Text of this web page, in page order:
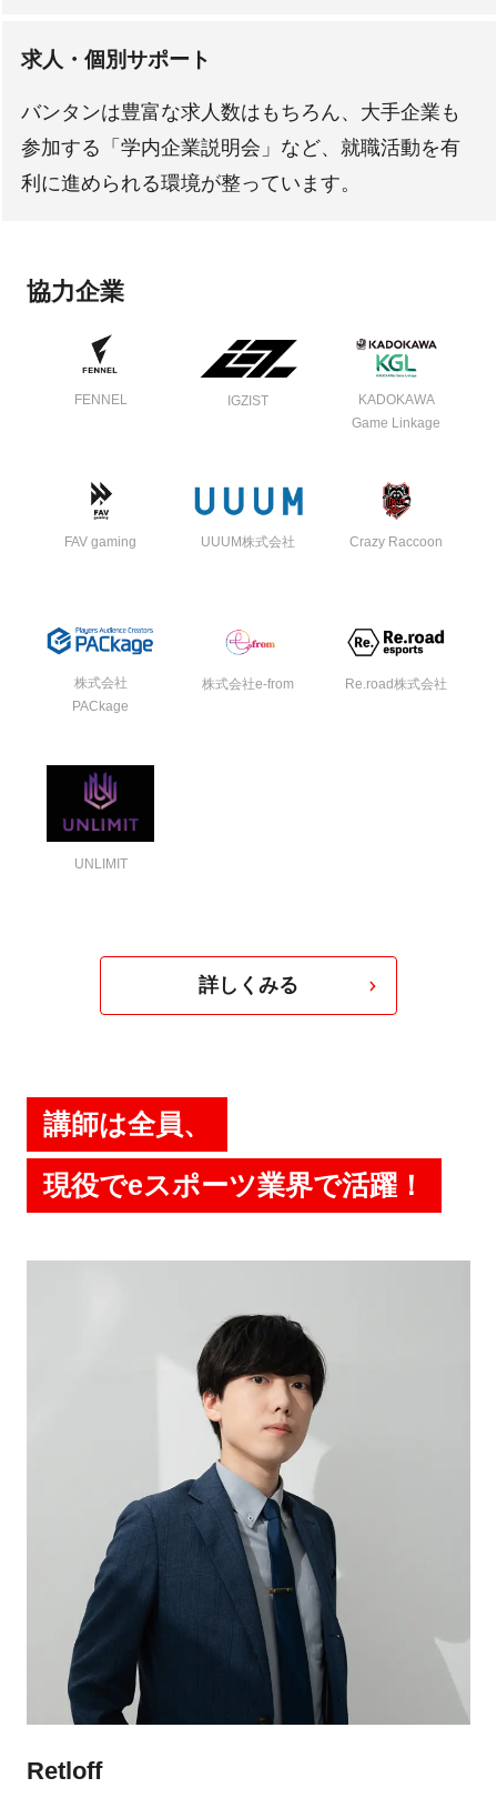
求人・個別サポート
バンタンは豊富な求人数はもちろん、大手企業も
参加する「学内企業説明会」など、就職活動を有
利に進められる環境が整っています。
協力企業
FENNEL IGZIST
KADOKAWA
Game Linkage
FAV gaming UUUM株式会社 Crazy Raccoon
株式会社
PACkage
株式会社e-from Re.road株式会社
UNLIMIT
詳しくみる
講師は全員、
現役でeスポーツ業界で活躍！
Retloff